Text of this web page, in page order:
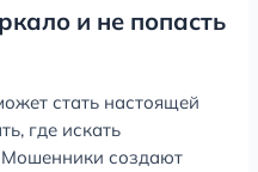
и не попасть
стать настоящей
где искать
создают